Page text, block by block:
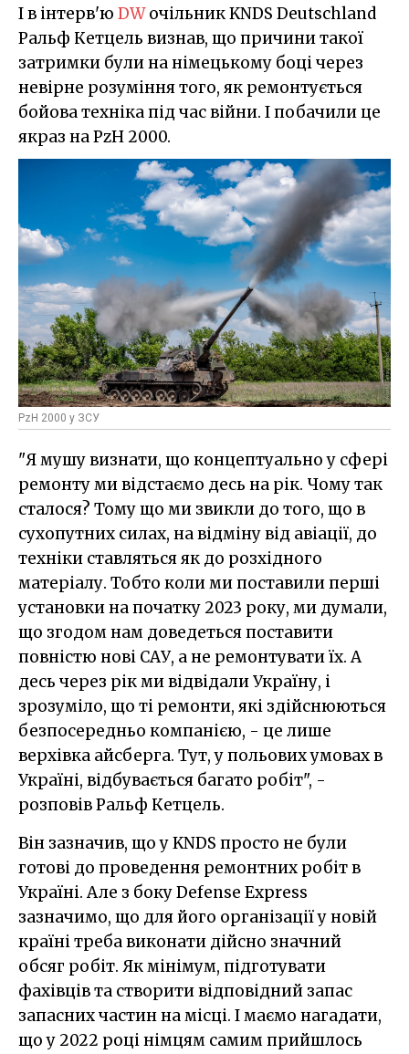
І в інтерв'ю DWочільник KNDS Deutschland
Ральф Кетцель визнав, що причини такої
затримки були на німецькому боці через
невірне розуміння того, як ремонтується
бойова техніка під час війни. І побачили це
якраз на PzH 2000.
PzH 2000 у ЗСУ
"Я мушу визнати, що концептуально у сфері
ремонту ми відстаємо десь на рік. Чому так
сталося? Тому що ми звикли до того, що в
сухопутних силах, на відміну від авіації, до
техніки ставляться як до розхідного
матеріалу. Тобто коли ми поставили перші
установки на початку 2023 року, ми думали,
що згодом нам доведеться поставити
повністю нові САУ, а не ремонтувати їх. А
десь через рік ми відвідали Україну, і
зрозуміло, що ті ремонти, які здійснюються
безпосередньо компанією, - це лише
верхівка айсберга. Тут, у польових умовах в
Україні, відбувається багато робіт", -
розповів Ральф Кетцель.
Він зазначив, що у KNDS просто не були
готові до проведення ремонтних робіт в
Україні. Але з боку Defense Express
зазначимо, що для його організації у новій
країні треба виконати дійсно значний
обсяг робіт. Як мінімум, підготувати
фахівців та створити відповідний запас
запасних частин на місці. І маємо нагадати,
що у 2022 році німцям самим прийшлось